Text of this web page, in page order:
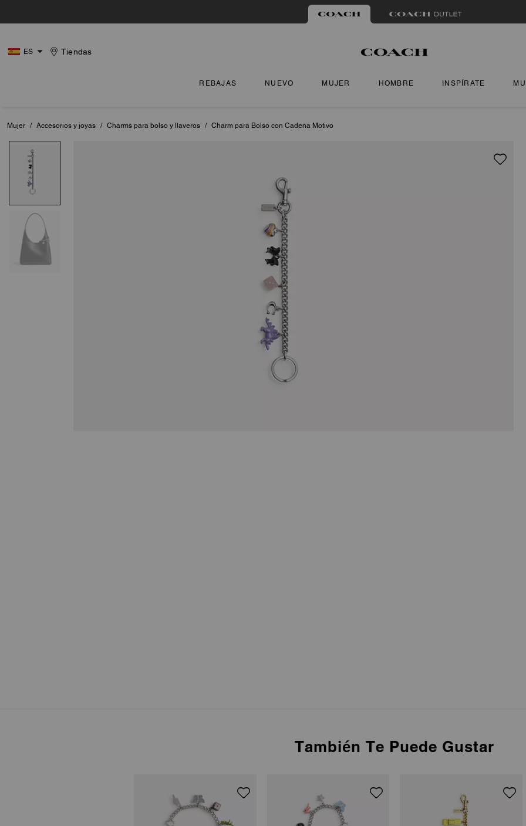
ES Tiendas
REBAJAS NUEVO MUJER HOMBRE INSPÍRATE
Mujer / Accesorios y joyas / Charms para bolso y llaveros / Charm para Bolso con Cadena Motivo
También Te Puede Gustar